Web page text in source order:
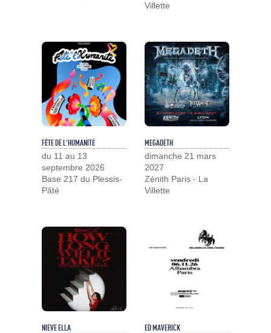
Villette
FÊTE DE L'HUMANITÉ
du 11 au 13
septembre 2026
Base 217 du Plessis-
Pâté
MEGADETH
dimanche 21 mars
2027
Zénith Paris - La
Villette
NIEVE ELLA
ED MAVERICK